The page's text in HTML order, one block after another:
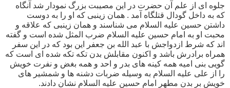
جلوه ای از علم آن حضرت در این مصیبت بزرگ نمودار شد آنگاه
که به داخل گودال قتلگاه آمد . همان زینبی که او را به دوست
داشتن حسین علیه السلام می شناسند و همان زینبی که علاقه و
محبت او به امام حسین علیه السلام ضرب المثل شده است و گفته
اند که شرط ازدواجش با عبد الله بن جعفر این بود که در این سفر
همراه برادرش باشد و اکنون مقابلش بدن تکه تکه شده ای است که
گویی بنی امیه همه کینه های بدر و احد و همه بغض و نفرت خویش
را از علی علیه السلام به وسیله ضربات دشنه ها و شمشیر های
خویش بر بدن مطهر امام حسین علیه السلام نشان دادند.